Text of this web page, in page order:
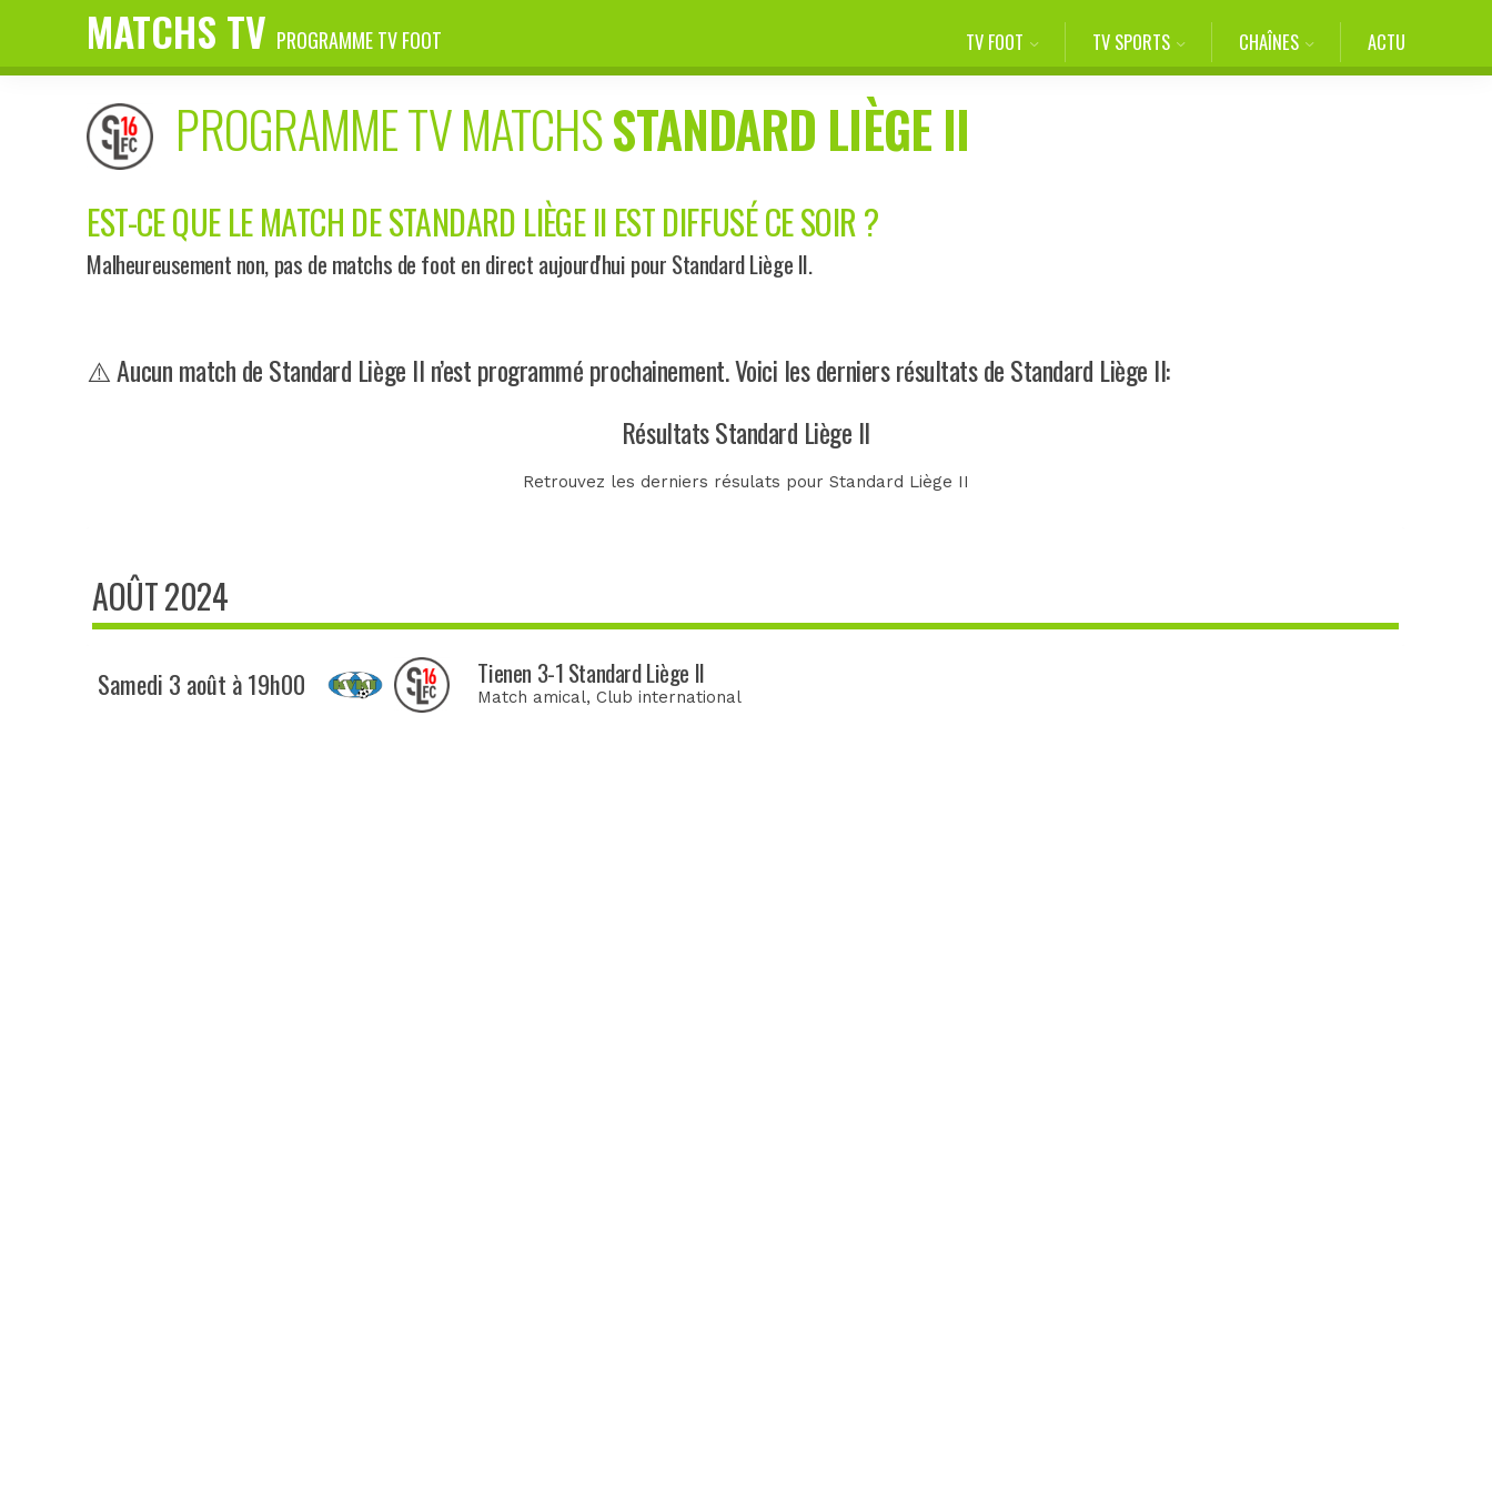
MATCHS TV PROGRAMME TV FOOT TV FOOT TV SPORTS CHAÎNES ACTU
PROGRAMME TV MATCHSSTANDARD LIÈGE II
EST-CE QUE LE MATCH DE STANDARD LIÈGE II EST DIFFUSÉ CE SOIR ?
Malheureusement non, pas de matchs de foot en direct aujourd'hui pour Standard Liège II.
⚠️ Aucun match de Standard Liège II n’est programmé prochainement. Voici les derniers résultats de Standard Liège II:
Résultats Standard Liège II
Retrouvez les derniers résulats pour Standard Liège II
AOÛT 2024
Samedi 3 août à 19h00 Tienen 3-1 Standard Liège II
Match amical, Club international